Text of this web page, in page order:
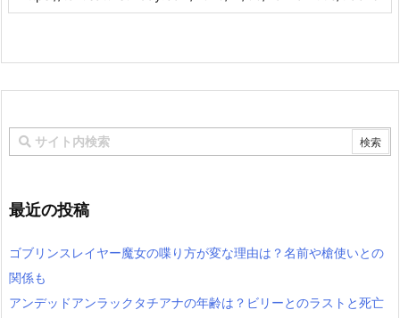
最近の投稿
ゴブリンスレイヤー魔女の喋り方が変な理由は？名前や槍使いとの
関係も
アンデッドアンラックタチアナの年齢は？ビリーとのラストと死亡